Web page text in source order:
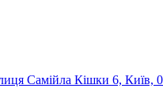
Самійла Кішки 6, Київ,